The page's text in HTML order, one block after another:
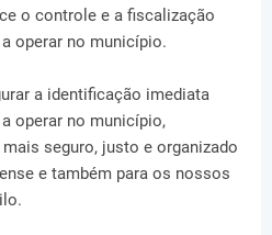
o controle e a fiscalização
operar no município.
a identificação imediata
operar no município,
seguro, justo e organizado
e também para os nossos